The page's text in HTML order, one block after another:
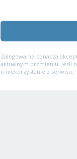
Zalogowanie oznacza
aktualnym brzmieniu. Jeśli
o niekorzystanie z serwisu.